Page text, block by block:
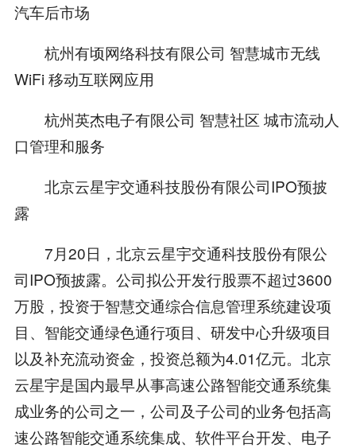
汽车后市场
杭州有顷网络科技有限公司 智慧城市无线
WiFi 移动互联网应用
杭州英杰电子有限公司 智慧社区 城市流动人
口管理和服务
北京云星宇交通科技股份有限公司IPO预披
露
7月20日，北京云星宇交通科技股份有限公
司IPO预披露。公司拟公开发行股票不超过3600
万股，投资于智慧交通综合信息管理系统建设项
目、智能交通绿色通行项目、研发中心升级项目
以及补充流动资金，投资总额为4.01亿元。北京
云星宇是国内最早从事高速公路智能交通系统集
成业务的公司之一，公司及子公司的业务包括高
速公路智能交通系统集成、软件平台开发、电子